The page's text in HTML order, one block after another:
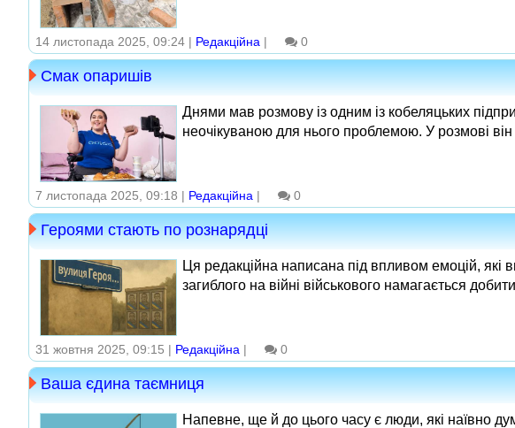
14 листопада 2025, 09:24 | Редакційна | 0
Смак опаришів
Днями мав розмову із одним із кобеляцьких
неочікуваною для нього проблемою. У розмові
7 листопада 2025, 09:18 | Редакційна | 0
Героями стають по рознарядці
Ця редакційна написана під впливом емоцій, які
загиблого на війні військового намагається
31 жовтня 2025, 09:15 | Редакційна | 0
Ваша єдина таємниця
Напевне, ще й до цього часу є люди, які наївно